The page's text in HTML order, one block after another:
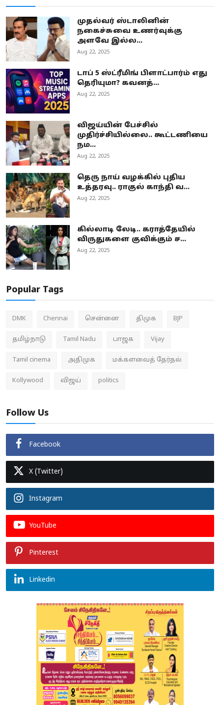
முதல்வர் ஸ்டாலினின்
நகைச்சுவை உணர்வுக்கு
அளவே இல்ல...
Aug 22, 2025
டாப் 5 ஸ்ட்ரீமிங் பிளாட்பார்ம் எது
தெரியுமா? கவனத்...
Aug 22, 2025
விஜய்யின் பேச்சில்
முதிர்ச்சியில்லை.. கூட்டணியை
நம...
Aug 22, 2025
தெரு நாய் வழக்கில் புதிய
உத்தரவு.. ராகுல் காந்தி வ...
Aug 22, 2025
கில்லாடி லேடி.. கராத்தேயில்
விருதுகளை குவிக்கும் ச...
Aug 22, 2025
Popular Tags
DMK Chennai சென்னை திமுக BJP
தமிழ்நாடு Tamil Nadu பாஜக Vijay
Tamil cinema அதிமுக மக்களவைத் தேர்தல்
Kollywood விஜய் politics
Follow Us
Facebook
X (Twitter)
Instagram
YouTube
Pinterest
Linkedin